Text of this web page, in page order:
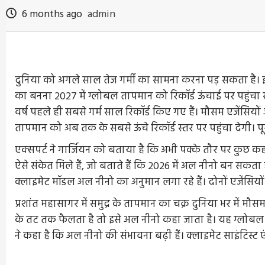
6 months ago admin
दुनिया को अगले साल तेज गर्मी का सामना करना पड़ सकता है।
का बनना 2027 में ग्लोबल तापमान को रिकॉर्ड ऊंचाई पर
वर्ष पहले ही सबसे गर्म साल रिकॉर्ड किए गए हैं। मौसम
तापमान को अब तक के सबसे ऊंचे रिकॉर्ड स्तर पर पहुंचा देगी।
एक्सपर्ट ने गार्जियन को बताया है कि अभी पक्के तौर पर कुछ
ऐसे संकेत मिले हैं, जो बताते हैं कि 2026 में अल नीनो बन सकता
क्लाइमेट मॉडल अल नीनो का अनुमान लगा रहे हैं। दोनों
प्रशांत महासागर में समुद्र के तापमान का चक्र दुनिया भर में
के तट तक फैलता है तो इसे अल नीनो कहा जाता है। यह
ने कहा है कि अल नीनो की संभावना बढ़ी हैं। क्लाइमेट साइंटिस्ट